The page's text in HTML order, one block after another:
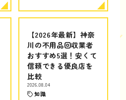
【2026年最新】神奈
川の不用品回収業者
おすすめ5選！安くて
信頼できる優良店を
比較
2026.08.04
知識